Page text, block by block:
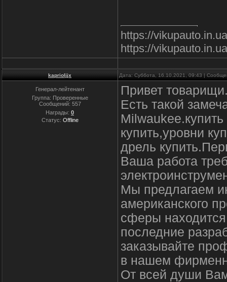
https://
https://
kaprioljjx Дата: Суббота, 16.10.2021, 09:43 |
Генерал-лейтенант
Группа: Проверенные
Сообщений: 557
Награды: 0
Статус: Offline
Привет
Есть такой
купить,уровни
дрель
Ваша работа
Мы предлагаем
американского
сферы
последние
заказывайте
в нашем
От всей души